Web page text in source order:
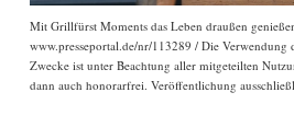
Mit Grillfürst Moments das Leben draußen
www.presseportal.de/nr/113289 / Die Verwendung
Zwecke ist unter Beachtung aller mitgeteilten
dann auch honorarfrei. Veröffentlichung